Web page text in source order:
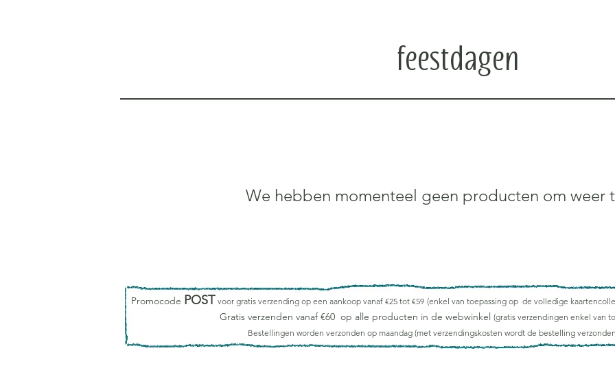
feestdagen
We hebben momenteel geen producten om weer
Promocode POST voor gratis verzending op een aankoop vanaf €25 tot €59 (enkel van toepassing op de volledige
Gratis verzenden vanaf €60 op alle producten in de webwinkel (gratis verzendingen enkel van
Bestellingen worden verzonden op maandag (met verzendingskosten wordt de bestelling